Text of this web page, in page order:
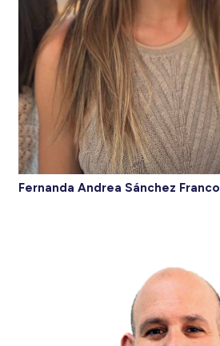
Fernanda Andrea Sánchez Franco